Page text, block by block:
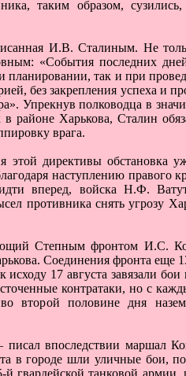
таким образом,
И.В. Сталиным. Не
«События последних
так и при
без закрепления успеха и
Упрекнув полководца в
районе Харькова, Сталин
врага.
этой директивы обстановка
наступлению правого
вперед, войска Н.Ф.
противника снять угрозу
Степным фронтом И.С.
Соединения фронта еще
17 августа завязали бои
контратаки, но с
второй половине дня
впоследствии маршал
в городе шли уличные бои,
танковой армии,